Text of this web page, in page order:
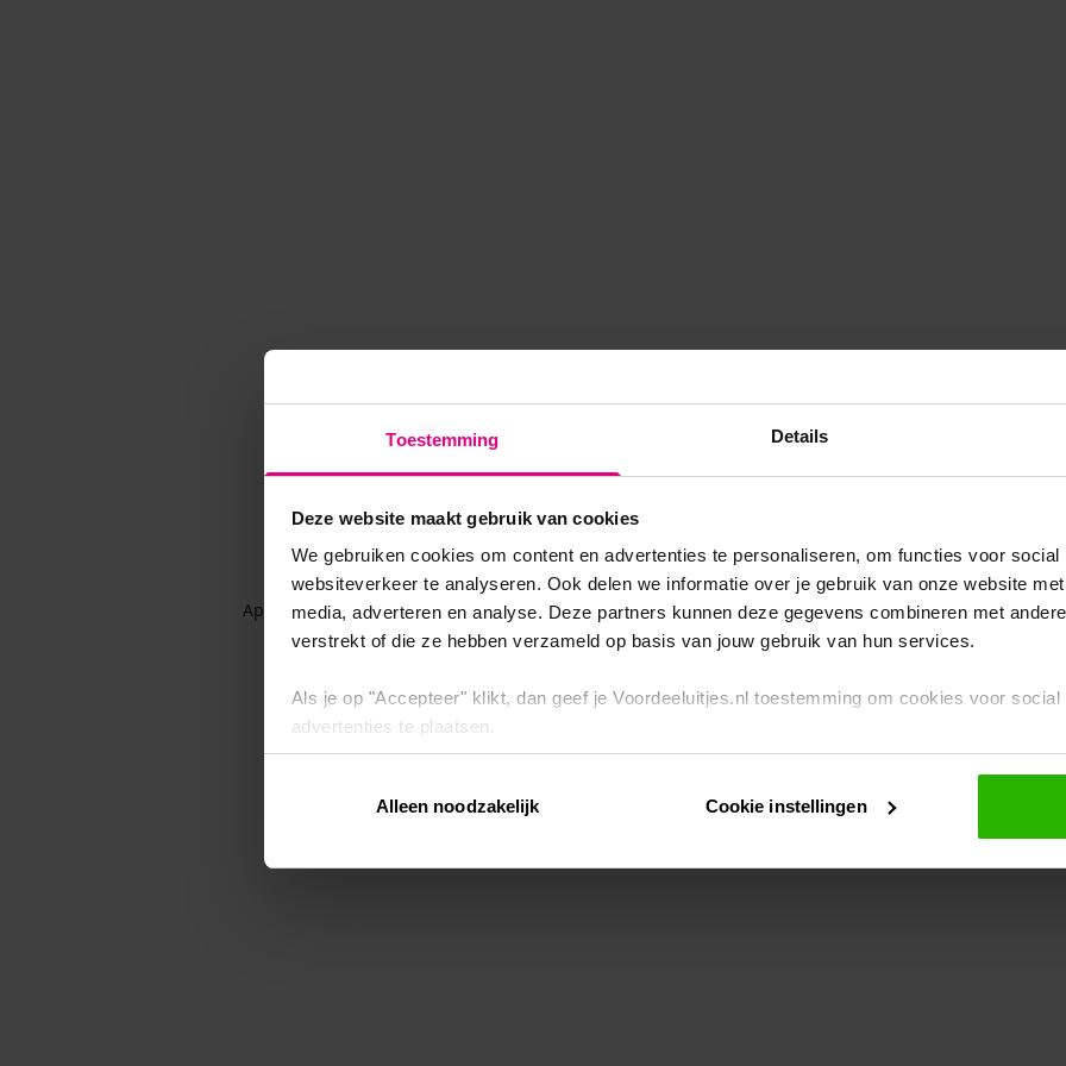
Toestemming Details
Deze website maakt gebruik van cookies
We gebruiken cookies om content en advertenties te personaliseren, om functies voor
websiteverkeer te analyseren. Ook delen we informatie over je gebruik van onze website
media, adverteren en analyse. Deze partners kunnen deze gegevens combineren met
verstrekt of die ze hebben verzameld op basis van jouw gebruik van hun services.
Als je op "Accepteer" klikt, dan geef je Voordeeluitjes.nl toestemming om cookies voor
advertenties te plaatsen.
Via "Cookie instellingen" kun je ook zelf instellen welke cookies worden geplaatst. Je kunt je
intrekken op onscookiebeleid.
Alleen noodzakelijk Cookie instellingen
Application error: a client-side exception has occurred while loadingwww.voordeeluitjes.nl (see the